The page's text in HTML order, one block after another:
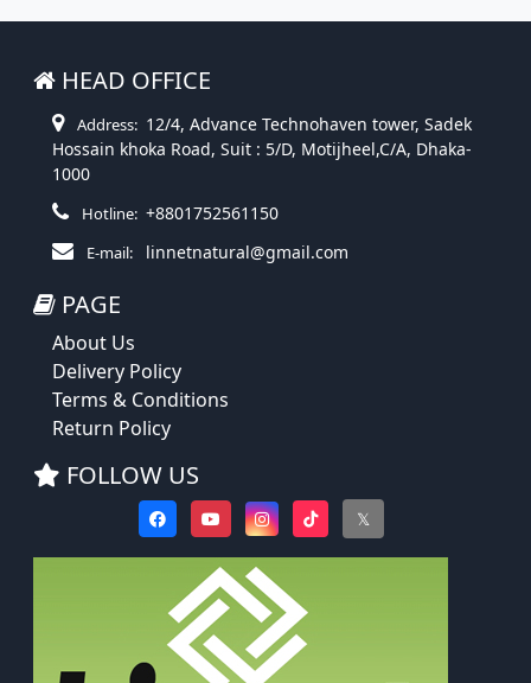
HEAD OFFICE
Address: 12/4, Advance Technohaven tower, Sadek
Hossain khoka Road, Suit : 5/D, Motijheel,C/A, Dhaka-
1000
Hotline: +8801752561150
E-mail: linnetnatural@gmail.com
PAGE
About Us
Delivery Policy
Terms & Conditions
Return Policy
FOLLOW US
𝕏